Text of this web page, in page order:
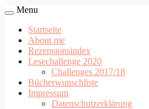
Menu
Startseite
About me
Rezensionsindex
Lesechallenge 2020
Challenges 2017/18
Bücherwunschliste
Impressum
Datenschutzerklärung